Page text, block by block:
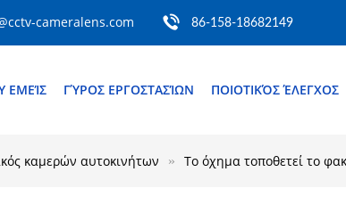
cameralens.com 86-158-18682149
ΕΜΕΊΣ ΓΎΡΟΣ ΕΡΓΟΣΤΑΣΊΩΝ ΠΟΙΟΤΙΚΌΣ ΈΛΕΓΧΟΣ
καμερών αυτοκινήτων Το όχημα τοποθετεί το